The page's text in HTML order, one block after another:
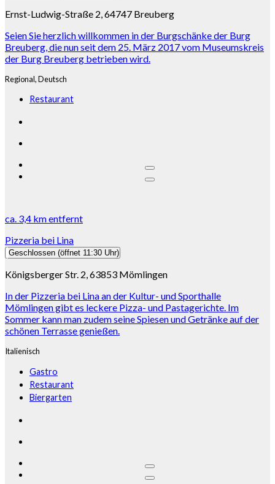
Ernst-Ludwig-Straße 2, 64747 Breuberg
Seien Sie herzlich willkommen in der Burgschänke der Burg
Breuberg, die nun seit dem 25. März 2017 vom Museumskreis
der Burg Breuberg betrieben wird.
Regional,Deutsch
Restaurant
ca. 3,4 kmentfernt
Pizzeria bei Lina
Geschlossen (öffnet 11:30 Uhr)
Königsberger Str. 2, 63853 Mömlingen
In der Pizzeria bei Lina an der Kultur- und Sporthalle
Mömlingen gibt es leckere Pizza- und Pastagerichte. Im
Sommer kann man zudem seine Spiesen und Getränke auf der
schönen Terrasse genießen.
Italienisch
Gastro
Restaurant
Biergarten